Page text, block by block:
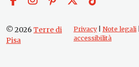
© 2026 Terre di
Pisa
Privacy| Note legali|
accessibilità